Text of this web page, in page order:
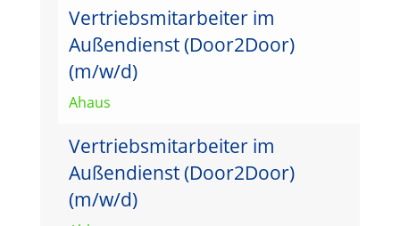
Vertriebsmitarbeiter im
Außendienst (Door2Door)
(m/w/d)
Ahaus
Vertriebsmitarbeiter im
Außendienst (Door2Door)
(m/w/d)